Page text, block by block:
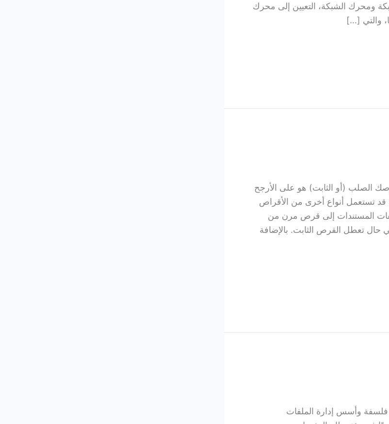
ومحرك الشبكة، التعيين إلى محرك
والتي […]
الصلب (أو الثابت) هو على الأرجح
قد تستعمل أنواع أخرى من الأقراص
المستندات إلى قرص مرن من
حال تعطل القرص الثابت. بالإضافة
فلسفة وأسس إدارة الملفات